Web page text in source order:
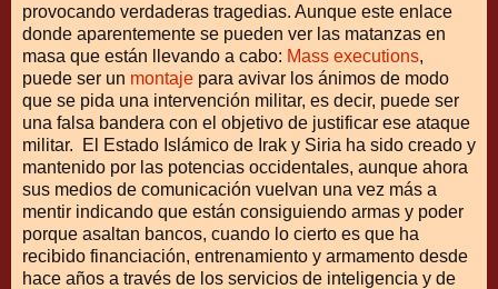
provocando verdaderas tragedias. Aunque este enlace
donde aparentemente se pueden ver las matanzas en
masa que están llevando a cabo: Mass executions,
puede ser un montaje para avivar los ánimos de modo
que se pida una intervención militar, es decir, puede ser
una falsa bandera con el objetivo de justificar ese ataque
militar. El Estado Islámico de Irak y Siria ha sido creado y
mantenido por las potencias occidentales, aunque ahora
sus medios de comunicación vuelvan una vez más a
mentir indicando que están consiguiendo armas y poder
porque asaltan bancos, cuando lo cierto es que ha
recibido financiación, entrenamiento y armamento desde
hace años a través de los servicios de inteligencia y de